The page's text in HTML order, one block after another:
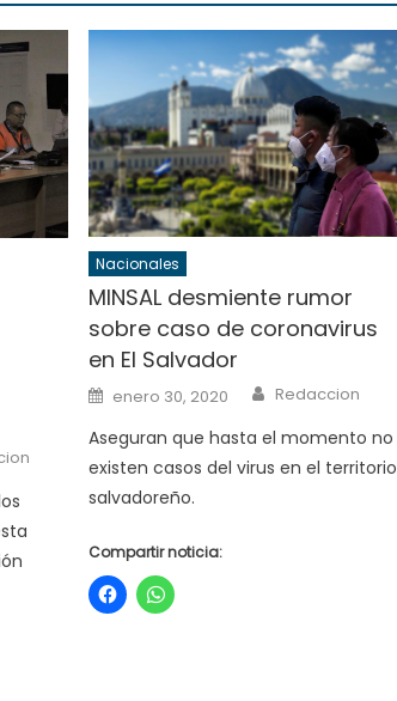
Nacionales
MINSAL desmiente rumor
sobre caso de coronavirus
en El Salvador
Posted
on
enero 30, 2020 Author
Redaccion
Aseguran que hasta el momento no
existen casos del virus en el territorio
salvadoreño.
Compartir noticia: